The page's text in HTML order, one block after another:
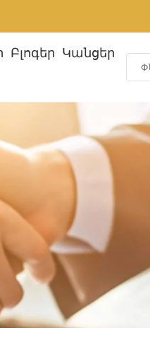
Բլոգեր Կանցեր